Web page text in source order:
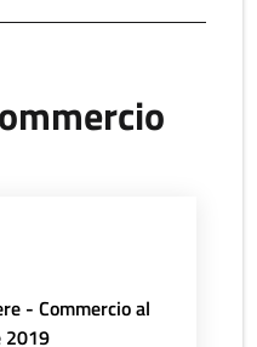
- Commercio al
2019